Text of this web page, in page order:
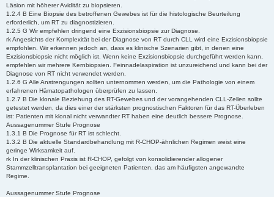
Läsion mit höherer Avidität zu biopsieren.
1.2.4 B Eine Biopsie des betroffenen Gewebes ist für die histologische Beurteilung
erforderlich, um RT zu diagnostizieren.
1.2.5 G Wir empfehlen dringend eine Exzisionsbiopsie zur Diagnose.
rk Angesichts der Komplexität bei der Diagnose von RT durch CLL wird eine Exzisionsbiopsie
empfohlen. Wir erkennen jedoch an, dass es klinische Szenarien gibt, in denen eine
Exzisionsbiopsie nicht möglich ist. Wenn keine Exzisionsbiopsie durchgeführt werden kann,
empfehlen wir mehrere Kernbiopsien. Feinnadelaspiration ist unzureichend und kann bei der
Diagnose von RT nicht verwendet werden.
1.2.6 G Alle Anstrengungen sollten unternommen werden, um die Pathologie von einem
erfahrenen Hämatopathologen überprüfen zu lassen.
1.2.7 B Die klonale Beziehung des RT-Gewebes und der vorangehenden CLL-Zellen sollte
getestet werden, da dies einer der stärksten prognostischen Faktoren für das RT-Überleben
ist: Patienten mit klonal nicht verwandter RT haben eine deutlich bessere Prognose.
Aussagenummer Stufe Prognose
1.3.1 B Die Prognose für RT ist schlecht.
1.3.2 B Die aktuelle Standardbehandlung mit R-CHOP-ähnlichen Regimen weist eine
geringe Wirksamkeit auf.
rk In der klinischen Praxis ist R-CHOP, gefolgt von konsolidierender allogener
Stammzelltransplantation bei geeigneten Patienten, das am häufigsten angewandte
Regime.
Aussagenummer Stufe Prognose